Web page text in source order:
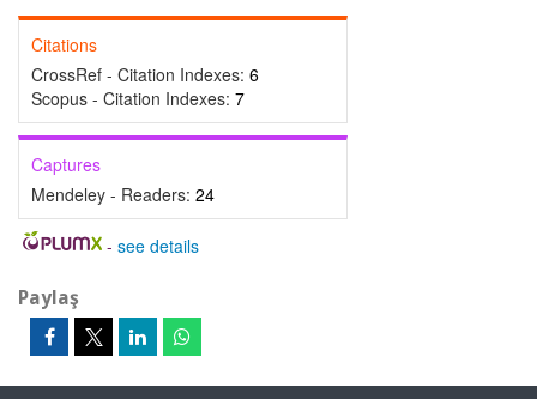
Citations
CrossRef - Citation Indexes: 6
Scopus - Citation Indexes: 7
Captures
Mendeley - Readers: 24
- see details
Paylaş